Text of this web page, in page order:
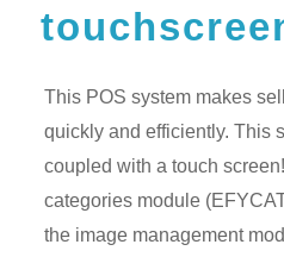
This POS system makes
quickly and efficiently. This
coupled with a touch
categories module
the image management